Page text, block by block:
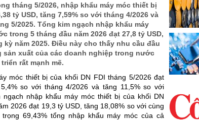
tháng 5/2026, nhập khẩu máy móc thiết bị
tỷ USD, tăng 7,59% so với tháng 4/2026 và
5/2025. Tổng kim ngạch nhập khẩu máy
trong 5 tháng đầu năm 2026 đạt 27,8 tỷ USD,
kỳ năm 2025. Điều này cho thấy nhu cầu đầu
sản xuất của các doanh nghiệp trong nước
rất mạnh mẽ.
móc thiết bị của khối DN FDI tháng 5/2026 đạt
so với tháng 4/2026 và tăng 11,5% so với
ngạch nhập khẩu máy móc thiết bị của khối DN
2026 đạt 19,3 tỷ USD, tăng 18,08% so với cùng
69,43% tổng nhập khẩu máy móc của cả